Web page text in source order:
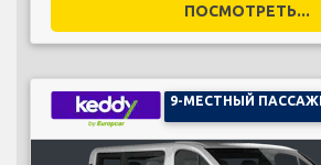
ПОСМОТРЕТЬ...